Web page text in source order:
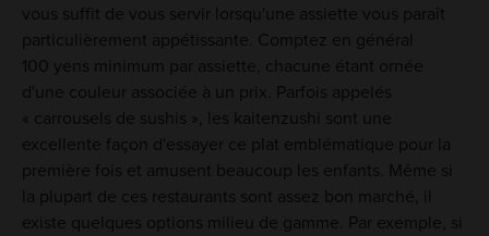
vous suffit de vous servir lorsqu'une assiette vous paraît
particulièrement appétissante. Comptez en général
100 yens minimum par assiette, chacune étant ornée
d'une couleur associée à un prix. Parfois appelés
« carrousels de sushis », les kaitenzushi sont une
excellente façon d'essayer ce plat emblématique pour la
première fois et amusent beaucoup les enfants. Même si
la plupart de ces restaurants sont assez bon marché, il
existe quelques options milieu de gamme. Par exemple, si